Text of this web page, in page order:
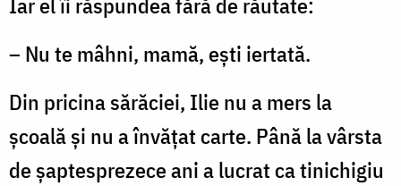
– Nu te mâhni, mamă, eşti iertată.
Din pricina sărăciei, Ilie nu a mers la
şcoală şi nu a învăţat carte. Până la vârsta
de şaptesprezece ani a lucrat ca tinichigiu